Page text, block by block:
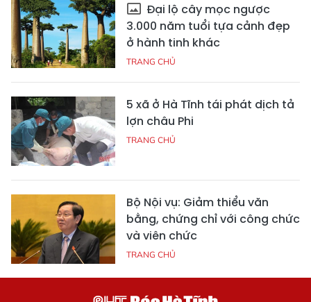
Đại lộ cây mọc ngược
3.000 năm tuổi tựa cảnh đẹp
ở hành tinh khác
TRANG CHỦ
5 xã ở Hà Tĩnh tái phát dịch tả
lợn châu Phi
TRANG CHỦ
Bộ Nội vụ: Giảm thiểu văn
bằng, chứng chỉ với công chức
và viên chức
TRANG CHỦ